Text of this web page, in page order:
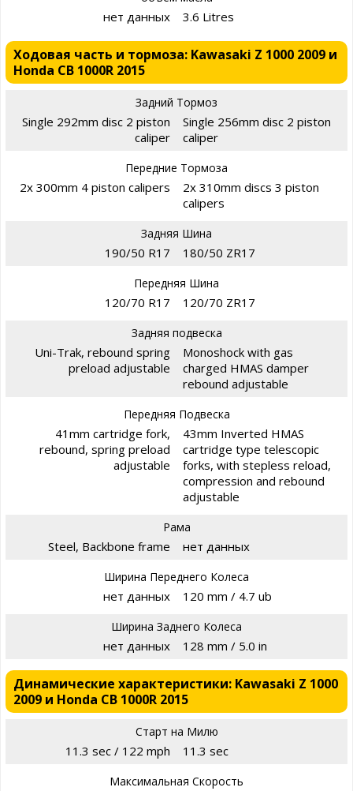
нет данных 3.6 Litres
Ходовая часть и тормоза: Kawasaki Z 1000 2009 и
Honda CB 1000R 2015
Задний Тормоз
Single 292mm disc 2 piston
caliper
Single 256mm disc 2 piston
caliper
Передние Тормоза
2x 300mm 4 piston calipers
2x 310mm discs 3 piston
calipers
Задняя Шина
190/50 R17 180/50 ZR17
Передняя Шина
120/70 R17 120/70 ZR17
Задняя подвеска
Uni-Trak, rebound spring
preload adjustable
Monoshock with gas
charged HMAS damper
rebound adjustable
Передняя Подвеска
41mm cartridge fork,
rebound, spring preload
adjustable
43mm Inverted HMAS
cartridge type telescopic
forks, with stepless reload,
compression and rebound
adjustable
Рама
Steel, Backbone frame нет данных
Ширина Переднего Колеса
нет данных 120 mm / 4.7 ub
Ширина Заднего Колеса
нет данных 128 mm / 5.0 in
Динамические характеристики: Kawasaki Z 1000
2009 и Honda CB 1000R 2015
Старт на Милю
11.3 sec / 122 mph 11.3 sec
Максимальная Скорость